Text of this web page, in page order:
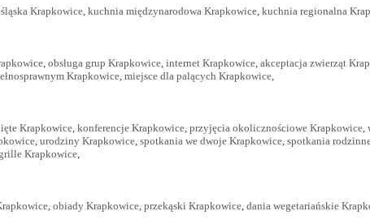
Krapkowice kuchnia międzynarodowa Krapkowice kuchnia regionalna
obsługa grup Krapkowice internet Krapkowice akceptacja zwierząt
Krapkowice miejsce dla palących Krapkowice
Krapkowice konferencje Krapkowice przyjęcia okolicznościowe Krapkowice
urodziny Krapkowice spotkania we dwoje Krapkowice spotkania
Krapkowice
obiady Krapkowice przekąski Krapkowice dania wegetariańskie